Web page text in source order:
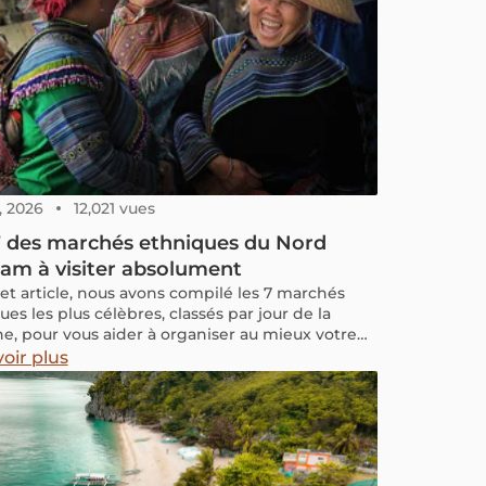
2026 12,021 vues
des marchés ethniques du Nord
à visiter absolument
article, nous avons compilé les 7 marchés
les plus célèbres, classés par jour de la
pour vous aider à organiser au mieux votre
vivre une expérience unique lors de votre
le Nord du Vietnam.
plus